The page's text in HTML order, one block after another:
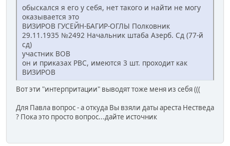
обыскался я его у себя, нет такого и найти не могу
оказывается это
ВИЗИРОВ ГУСЕЙН-БАГИР-ОГЛЫ Полковник
29.11.1935 №2492 Начальник штаба Азерб. Сд (77-й
сд)
участник ВОВ
он и приказах РВС, имеются 3 шт. проходит как
ВИЗИРОВ
Вот эти "интерпритации" выводят тоже меня из себя (((
Для Павла вопрос - а откуда Вы взяли даты ареста Нестведа
? Пока это просто вопрос...дайте источник